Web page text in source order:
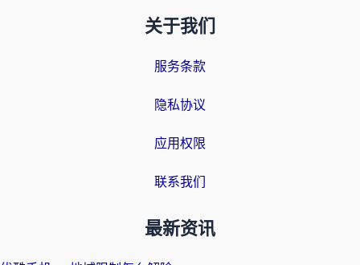
关于我们
服务条款
隐私协议
应用权限
联系我们
最新资讯